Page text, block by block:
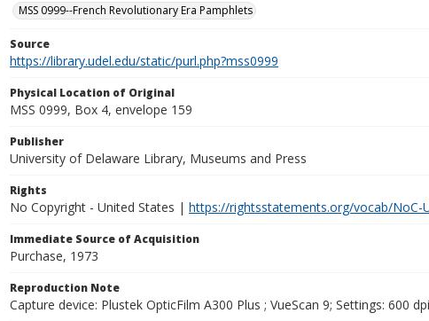
MSS 0999--French Revolutionary Era Pamphlets
Source
https://library.udel.edu/static/purl.php?mss0999
Physical Location of Original
MSS 0999, Box 4, envelope 159
Publisher
University of Delaware Library, Museums and Press
Rights
No Copyright - United States | https://rightsstatements.org/vocab/NoC-
Immediate Source of Acquisition
Purchase, 1973
Reproduction Note
Capture device: Plustek OpticFilm A300 Plus ; VueScan 9; Settings: 600